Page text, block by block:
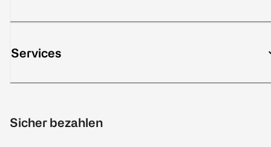
Services
Sicher bezahlen